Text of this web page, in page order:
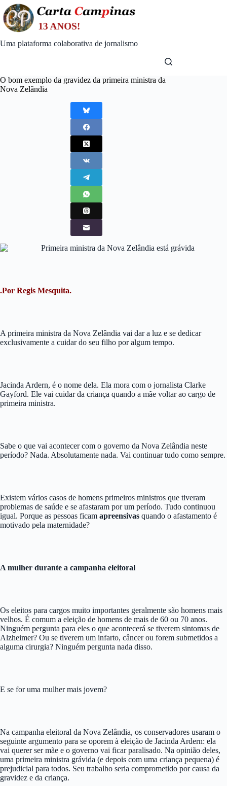
Skip
to
content
Uma plataforma colaborativa de jornalismo
O bom exemplo da gravidez da primeira ministra da
Nova Zelândia
.Por Regis Mesquita.
A primeira ministra da Nova Zelândia vai dar a luz e se dedicar
exclusivamente a cuidar do seu filho por algum tempo.
Jacinda Ardern, é o nome dela. Ela mora com o jornalista Clarke
Gayford. Ele vai cuidar da criança quando a mãe voltar ao cargo de
primeira ministra.
Sabe o que vai acontecer com o governo da Nova Zelândia neste
período? Nada. Absolutamente nada. Vai continuar tudo como sempre.
Existem vários casos de homens primeiros ministros que tiveram
problemas de saúde e se afastaram por um período. Tudo continuou
igual. Porque as pessoas ficam apreensivas quando o afastamento é
motivado pela maternidade?
A mulher durante a campanha eleitoral
Os eleitos para cargos muito importantes geralmente são homens mais
velhos. É comum a eleição de homens de mais de 60 ou 70 anos.
Ninguém pergunta para eles o que acontecerá se tiverem sintomas de
Alzheimer? Ou se tiverem um infarto, câncer ou forem submetidos a
alguma cirurgia? Ninguém pergunta nada disso.
E se for uma mulher mais jovem?
Na campanha eleitoral da Nova Zelândia, os conservadores usaram o
seguinte argumento para se oporem à eleição de Jacinda Ardern: ela
vai querer ser mãe e o governo vai ficar paralisado. Na opinião deles,
uma primeira ministra grávida (e depois com uma criança pequena) é
prejudicial para todos. Seu trabalho seria comprometido por causa da
gravidez e da criança.